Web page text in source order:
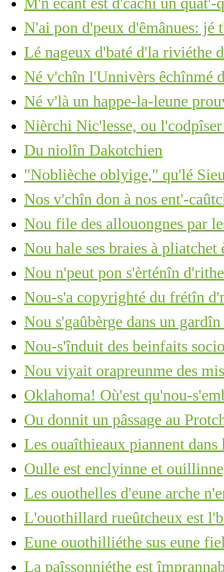
N'ai pon d'peux d'êmânues: jé
Lé nageux d'baté d'la riviéthe
Né v'chîn l'Unnivèrs êchînmé
Né v'là un happe-la-leune
Nièrchi Nic'lesse, ou l'codpîser
Du niolîn Dakotchien
"Noblièche oblyige," qu'lé
Nos v'chîn don à nos ent'-
Nou file des allouongnes par
Nou hale ses braies à pliatchet
Nou n'peut pon s'èrténîn
Nou-s'a copyrighté du frétîn
Nou s'gaûbèrge dans un
Nou-s'înduit des beinfaits
Nou viyait orapreunme des
Oklahoma! Où'est qu'nou-
Ou donnit un pâssage au
Les ouaîthieaux piannent dans
Oulle est enclyinne et
Les ouothelles d'eune arche
L'ouothillard rueûtcheux est
Eune ouothilliéthe sus eune
La paîssonniéthe est